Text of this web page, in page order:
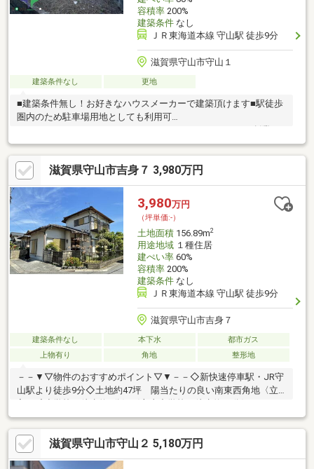
容積率200%
建築条件なし
ＪＲ東海道本線 守山駅 徒歩9分
滋賀県守山市守山１
建築条件なし 更地
■建築条件無し！お好きなハウスメーカーで建築頂けます■駅徒歩
圏内のため駐車場用地としても利用可
********************************************************創業70
年大津で不動産物件のご相談なら高栄ホームへお任せ下さい!中古
戸建・マンション・土地、不動産の売却相談・買取幅広くご提案
させていただきます！
********************************************************
滋賀県守山市吉身７ 3,980万円
3,980万円
（坪単価:-）
土地面積156.89m2
用途地域１種住居
建ぺい率60%
容積率200%
建築条件なし
ＪＲ東海道本線 守山駅 徒歩9分
滋賀県守山市吉身７
建築条件なし 本下水
都市ガス
上物有り
角地 整形地
－－▼▽物件のおすすめポイント▽▼－－◇新快速停車駅・JR守
山駅より徒歩9分◇土地約47坪 陽当たりの良い南東西角地〈立
▼▽L-planning （エルプランニング）▽▼－－【栗東市・守山
市・草津市／不動産・リフォーム】滋賀県の不動産・リフォーム
は全て当店にワンストップでお任せください！＼Google口コミ
110件以上！☆4.9の高評価を頂いております♪／◇ 当日のご内覧
滋賀県守山市守山２ 5,180万円